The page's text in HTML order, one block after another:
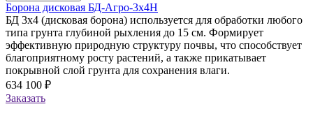
Борона дисковая БД-Агро-3х4Н
БД 3х4 (дисковая борона) используется для обработки любого
типа грунта глубиной рыхления до 15 см. Формирует
эффективную природную структуру почвы, что способствует
благоприятному росту растений, а также прикатывает
покрывной слой грунта для сохранения влаги.
634 100 ₽
Заказать